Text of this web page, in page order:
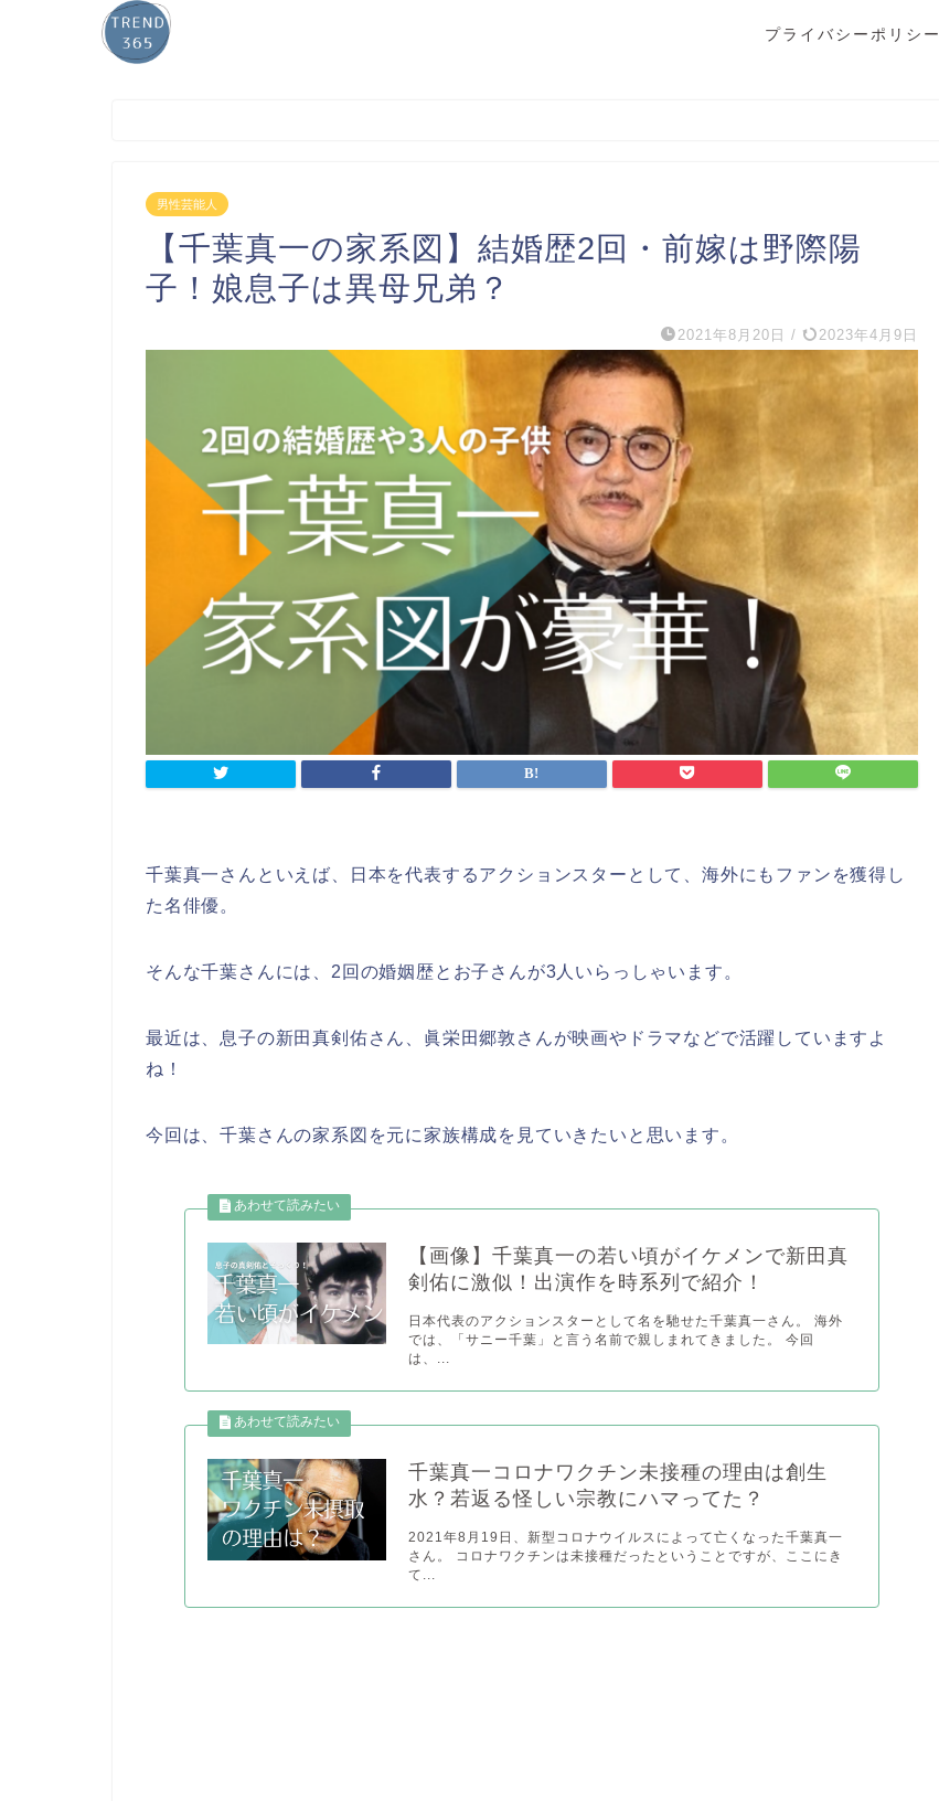
プライバシーポリシー
男性芸能人
【千葉真一の家系図】結婚歴2回・前嫁は野際陽
子！娘息子は異母兄弟？
2021年8月20日 / 2023年4月9日
千葉真一さんといえば、日本を代表するアクションスターとして、海外にもファンを獲得し
た名俳優。
そんな千葉さんには、2回の婚姻歴とお子さんが3人いらっしゃいます。
最近は、息子の新田真剣佑さん、眞栄田郷敦さんが映画やドラマなどで活躍していますよ
ね！
今回は、千葉さんの家系図を元に家族構成を見ていきたいと思います。
【画像】千葉真一の若い頃がイケメンで新田真
剣佑に激似！出演作を時系列で紹介！
日本代表のアクションスターとして名を馳せた千葉真一さん。 海外
では、「サニー千葉」と言う名前で親しまれてきました。 今回
は、...
千葉真一コロナワクチン未接種の理由は創生
水？若返る怪しい宗教にハマってた？
2021年8月19日、新型コロナウイルスによって亡くなった千葉真一
さん。 コロナワクチンは未接種だったということですが、ここにき
て...